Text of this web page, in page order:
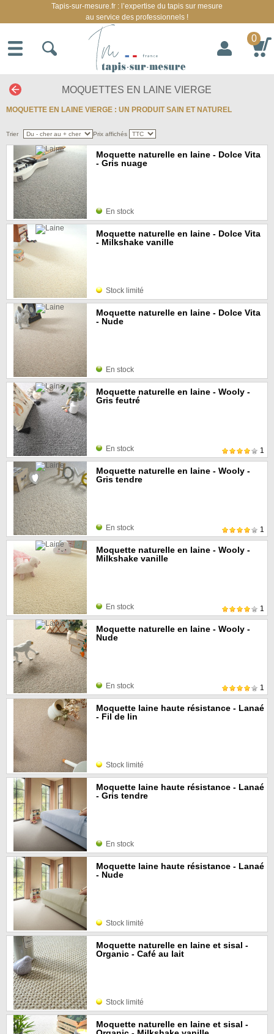
MOQUETTES EN LAINE VIERGE
MOQUETTE EN LAINE VIERGE : UN PRODUIT SAIN ET NATUREL
Trier Prix affichés
Moquette naturelle en laine - Dolce Vita
- Gris nuage
En stock
Moquette naturelle en laine - Dolce Vita
- Milkshake vanille
Stock limité
Moquette naturelle en laine - Dolce Vita
- Nude
En stock
Moquette naturelle en laine - Wooly -
Gris feutré
1
En stock
Moquette naturelle en laine - Wooly -
Gris tendre
1
En stock
Moquette naturelle en laine - Wooly -
Milkshake vanille
1
En stock
Moquette naturelle en laine - Wooly -
Nude
1
En stock
Moquette laine haute résistance - Lanaé
- Fil de lin
Stock limité
Moquette laine haute résistance - Lanaé
- Gris tendre
En stock
Moquette laine haute résistance - Lanaé
- Nude
Stock limité
Moquette naturelle en laine et sisal -
Organic - Café au lait
Stock limité
Moquette naturelle en laine et sisal -
Tapis-sur-mesure.fr : l’expertise du tapis sur mesure
au service des professionnels !
0